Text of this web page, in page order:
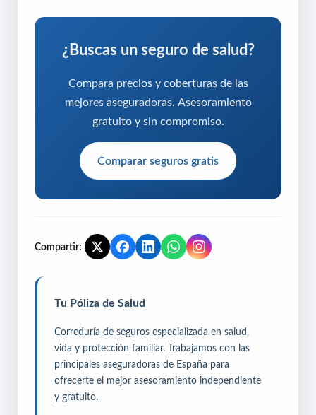
¿Buscas un seguro de salud?
Compara precios y coberturas de las
mejores aseguradoras. Asesoramiento
gratuito y sin compromiso.
Comparar seguros gratis
Compartir:
Tu Póliza de Salud
Correduría de seguros especializada en salud,
vida y protección familiar. Trabajamos con las
principales aseguradoras de España para
ofrecerte el mejor asesoramiento independiente
y gratuito.